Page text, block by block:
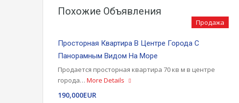
Похожие Объявления
Продажа
Просторная Квартира В Центре Города С
Панорамным Видом На Море
Продается просторная квартира 70 кв м в центре
города… More Details
190,000EUR